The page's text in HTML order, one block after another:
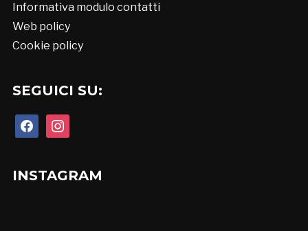
Informativa modulo contatti
Web policy
Cookie policy
SEGUICI SU:
facebookinstagram
INSTAGRAM